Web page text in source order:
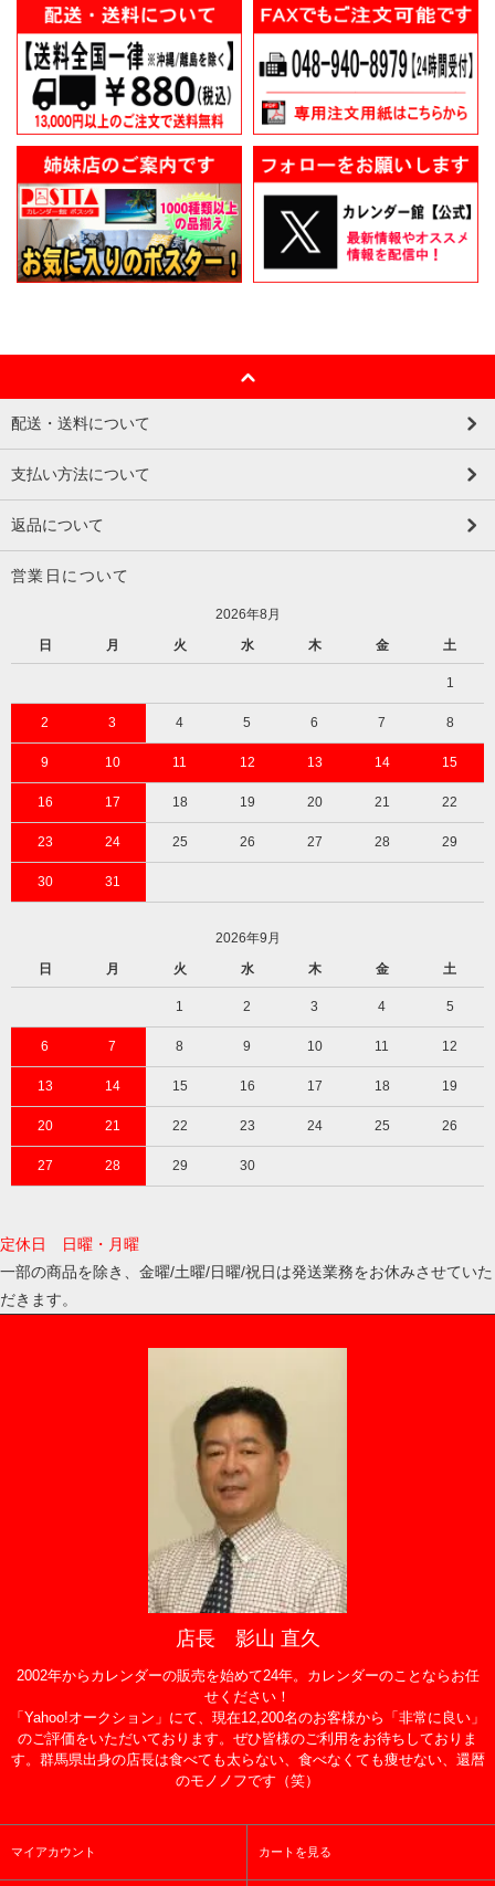
配送・送料について
支払い方法について
返品について
営業日について
2026年8月
日
月 火 水 木 金 土
1
2 3 4 5 6 7 8
9 10 11 12 13 14 15
16 17 18 19 20 21 22
23 24 25 26 27 28 29
30 31
2026年9月
日
月 火 水 木 金 土
1 2 3 4 5
6 7 8 9 10 11 12
13 14 15 16 17 18 19
20 21 22 23 24 25 26
27 28 29 30
定休日 日曜・月曜
一部の商品を除き、金曜/土曜/日曜/祝日は発送業務をお休みさせていた
だきます。
店長 影山 直久
2002年からカレンダーの販売を始めて24年。カレンダーのことならお任
せください！
「Yahoo!オークション」にて、現在12,200名のお客様から「非常に良い」
のご評価をいただいております。ぜひ皆様のご利用をお待ちしておりま
す。群馬県出身の店長は食べても太らない、食べなくても痩せない、還暦
のモノノフです（笑）
マイアカウント カートを見る